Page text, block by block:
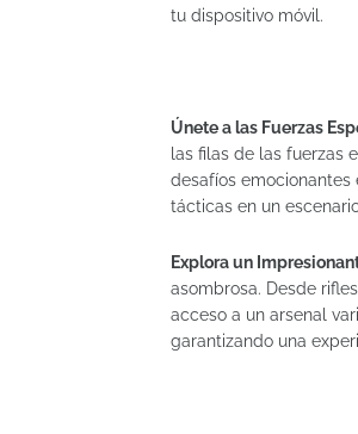
tu dispositivo móvil.
Únete a las Fuerzas
las filas de las fuerzas
desafíos
tácticas en un
Explora un
asombrosa. Desde
acceso a un arsenal
garantizando una